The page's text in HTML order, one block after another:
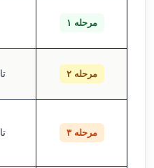
مرحله ۱
مرحله ۲ ۱.۶ تا ۲.۸
مرحله ۳ ۲.۹ تا ۵.۰